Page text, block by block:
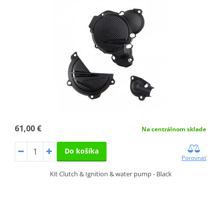
61,00 € Na centrálnom sklade
Do košíka
Porovnať
Kit Clutch & Ignition & water pump - Black